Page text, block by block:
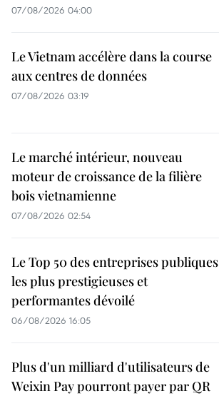
07/08/2026 04:00
Le Vietnam accélère dans la course
aux centres de données
07/08/2026 03:19
Le marché intérieur, nouveau
moteur de croissance de la filière
bois vietnamienne
07/08/2026 02:54
Le Top 50 des entreprises publiques
les plus prestigieuses et
performantes dévoilé
06/08/2026 16:05
Plus d'un milliard d'utilisateurs de
Weixin Pay pourront payer par QR